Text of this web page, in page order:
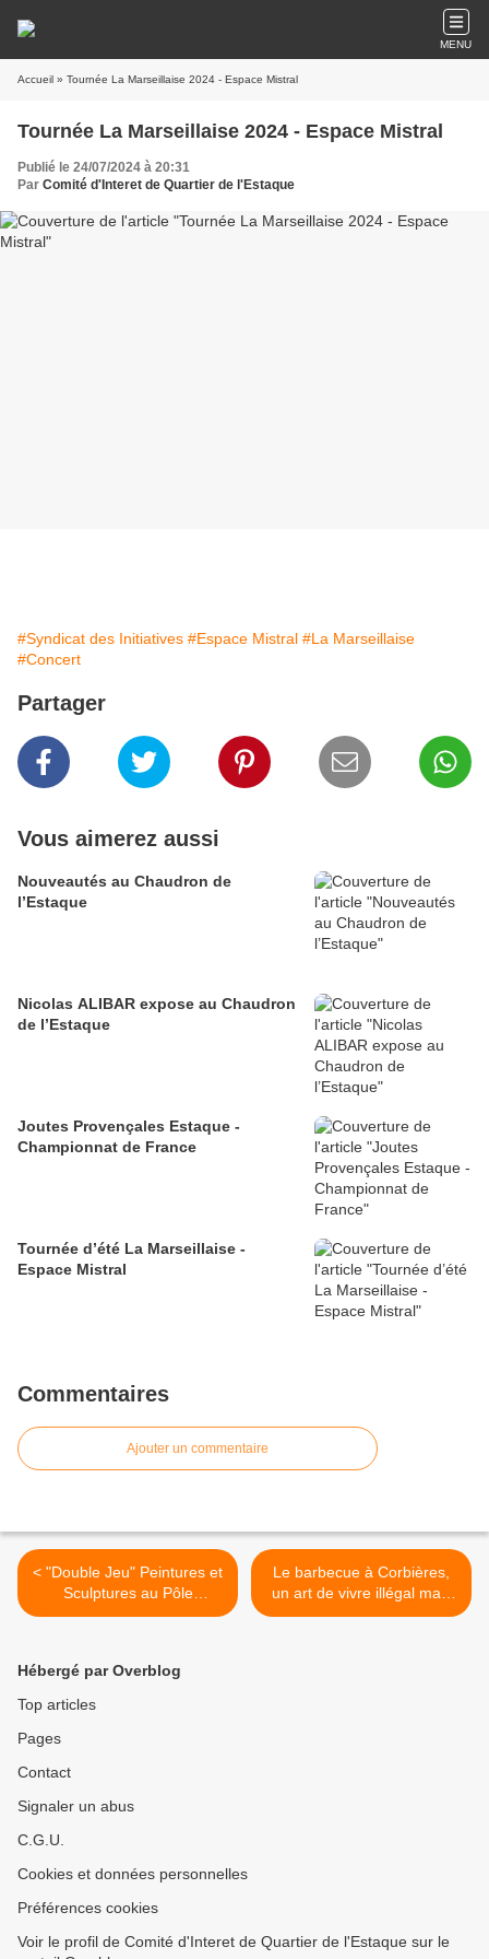
MENU
Accueil » Tournée La Marseillaise 2024 - Espace Mistral
Tournée La Marseillaise 2024 - Espace Mistral
Publié le 24/07/2024 à 20:31
Par Comité d'Interet de Quartier de l'Estaque
#Syndicat des Initiatives #Espace Mistral #La Marseillaise
#Concert
Partager
Vous aimerez aussi
Nouveautés au Chaudron de
l’Estaque
Nicolas ALIBAR expose au Chaudron
de l’Estaque
Joutes Provençales Estaque -
Championnat de France
Tournée d’été La Marseillaise -
Espace Mistral
Commentaires
Ajouter un commentaire
< "Double Jeu" Peintures et
Sculptures au Pôle
Chezanne
Le barbecue à Corbières,
un art de vivre illégal mais
… toléré >
Hébergé par Overblog
Top articles
Pages
Contact
Signaler un abus
C.G.U.
Cookies et données personnelles
Préférences cookies
Voir le profil de Comité d'Interet de Quartier de l'Estaque sur le